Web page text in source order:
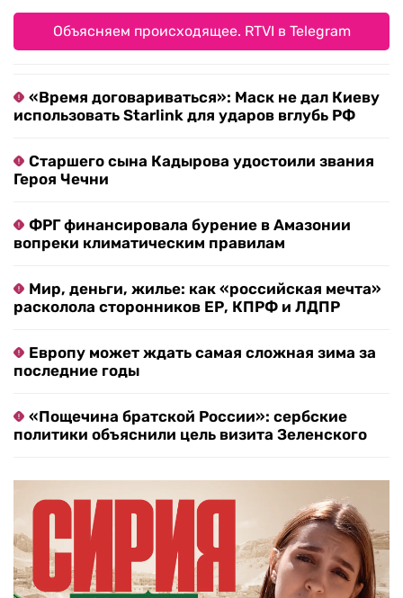
Объясняем происходящее. RTVI в Telegram
«Время договариваться»: Маск не дал Киеву
использовать Starlink для ударов вглубь РФ
Старшего сына Кадырова удостоили звания
Героя Чечни
ФРГ финансировала бурение в Амазонии
вопреки климатическим правилам
Мир, деньги, жилье: как «российская мечта»
расколола сторонников ЕР, КПРФ и ЛДПР
Европу может ждать самая сложная зима за
последние годы
«Пощечина братской России»: сербские
политики объяснили цель визита Зеленского